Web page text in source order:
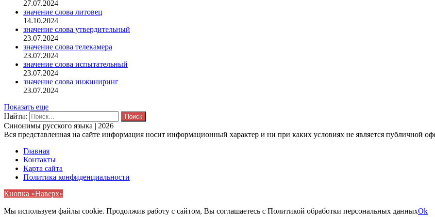
27.07.2024
значение слова литовец
14.10.2024
значение слова утвердительный
23.07.2024
значение слова телекамера
23.07.2024
значение слова испытательный
23.07.2024
значение слова инжиниринг
23.07.2024
Показать еще
Найти:
Синонимы русского языка | 2026
Вся представленная на сайте информация носит информационный характер и ни при каких условиях не является публичной
Главная
Контакты
Карта сайта
Политика конфиденциальности
Кнопка «Наверх»
Мы используем файлы cookie. Продолжив работу с сайтом, Вы соглашаетесь с Политикой обработки персональных данныхOk